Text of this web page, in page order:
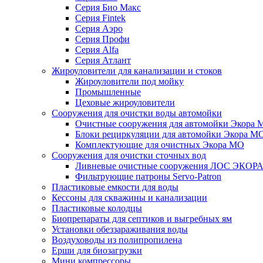
Серия Био Макс
Серия Fintek
Серия Аэро
Серия Профи
Серия Alfa
Серия Атлант
Жироуловители для канализации и стоков
Жироуловители под мойку
Промышленные
Цеховые жироуловители
Сооружения для очистки воды автомойки
Очистные сооружения для автомойки Экора
Блоки рециркуляции для автомойки Экора
Комплектующие для очистных Экора МО
Сооружения для очистки сточных вод
Ливневые очистные сооружения ЛОС ЭКОРА
Фильтрующие патроны Servo-Patron
Пластиковые емкости для воды
Кессоны для скважины и канализации
Пластиковые колодцы
Биопрепараты для септиков и выгребных ям
Установки обеззараживания воды
Воздуховоды из полипропилена
Ерши для биозагрузки
Мини компрессоры